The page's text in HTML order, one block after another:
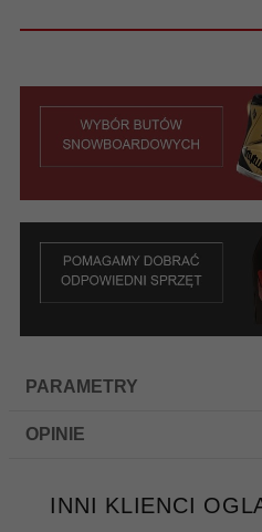
PARAMETRY
OPINIE
INNI KLIENCI